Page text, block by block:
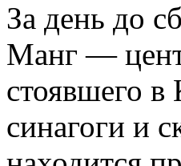
За день до
Манг —
стоявшего
синагоги и